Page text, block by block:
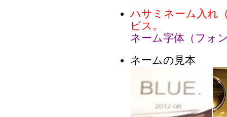
ハサミネーム入れ
ビス。
ネーム字体（フォ
ネームの見本